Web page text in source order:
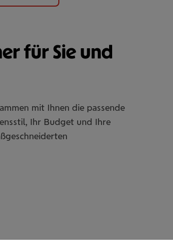
für Sie und
mit Ihnen die passende
Ihr Budget und Ihre